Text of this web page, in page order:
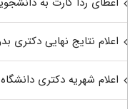
اعلام نتایج نهایی دکتری
اعلام شهریه دکتری دانشگاه